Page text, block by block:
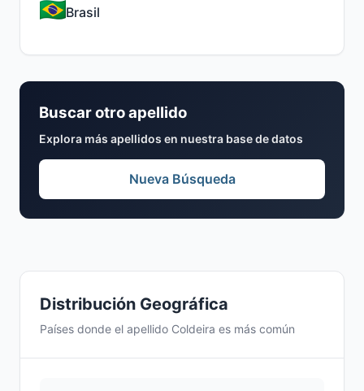
Distribución Geográfica
Países donde el apellido Coldeira es más común
Brasil
Buscar otro apellido
Explora más apellidos en nuestra base de datos
Nueva Búsqueda